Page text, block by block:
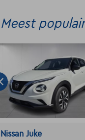
Meest
Nissan Juke